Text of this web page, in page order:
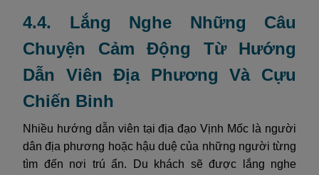
4.4. Lắng Nghe Những Câu
Chuyện Cảm Động Từ Hướng
Dẫn Viên Địa Phương Và Cựu
Chiến Binh
Nhiều hướng dẫn viên tại địa đạo Vịnh Mốc là người
dân địa phương hoặc hậu duệ của những người từng
tìm đến nơi trú ẩn. Du khách sẽ được lắng nghe